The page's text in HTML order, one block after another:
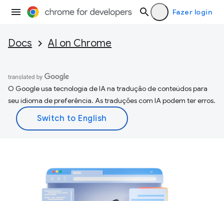
Fazer login
Docs AI on Chrome
O Google usa tecnologia de IA na tradução de conteúdos para
seu idioma de preferência. As traduções com IA podem ter erros.